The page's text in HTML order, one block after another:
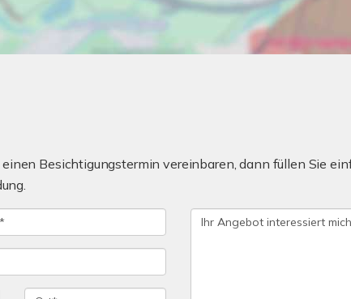
Besichtigungstermin vereinbaren, dann füllen Sie